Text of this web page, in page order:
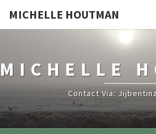
MICHELLE HOUTMAN
MICHELLE
Contact Via: